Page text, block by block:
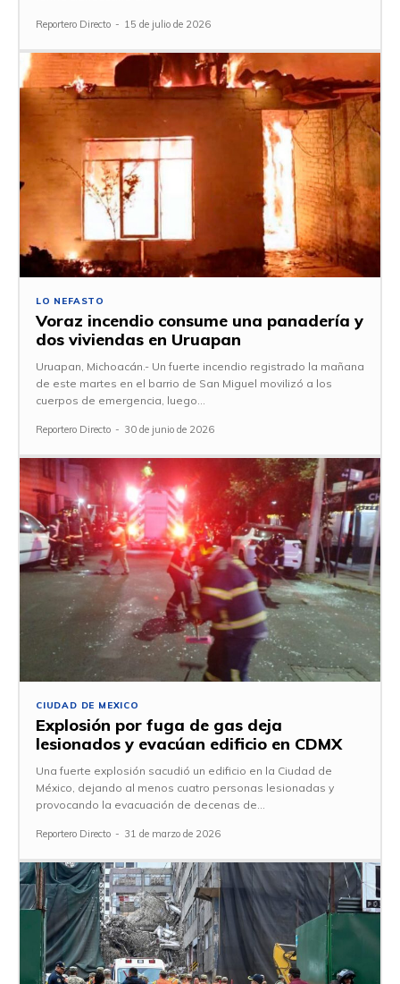
Reportero Directo - 15 de julio de 2026
LO NEFASTO
Voraz incendio consume una panadería y
dos viviendas en Uruapan
Uruapan, Michoacán.- Un fuerte incendio registrado la mañana
de este martes en el barrio de San Miguel movilizó a los
cuerpos de emergencia, luego...
Reportero Directo - 30 de junio de 2026
CIUDAD DE MEXICO
Explosión por fuga de gas deja
lesionados y evacúan edificio en CDMX
Una fuerte explosión sacudió un edificio en la Ciudad de
México, dejando al menos cuatro personas lesionadas y
provocando la evacuación de decenas de...
Reportero Directo - 31 de marzo de 2026